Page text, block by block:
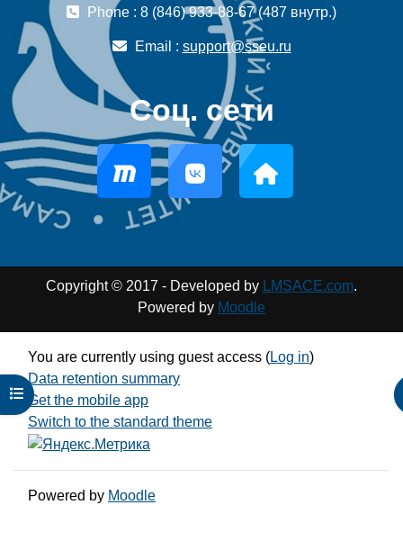
Open course index
Phone : 8 (846) 933-88-67 (487 внутр.)
Email : support@sseu.ru
Соц. сети
Copyright © 2017 - Developed by LMSACE.com.
Powered by Moodle
You are currently using guest access (Log in)
Data retention summary
Get the mobile app
Switch to the standard theme
Powered by Moodle